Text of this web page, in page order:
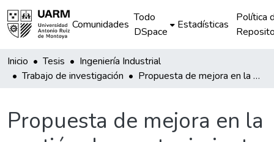
Comunidades
Todo
DSpace
Estadísticas
Política
Inicio Tesis
Ingeniería Industrial
Trabajo de investigación
Propuesta de mejora en la gestión de mantenimiento de palas 4100 XPC, mediante la aplicación el software PreVail y Grafana en una empresa minera del sur, 2019
Propuesta de mejora en la